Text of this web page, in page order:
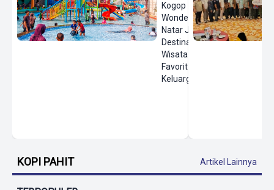
Kogop
Wonderland
Natar Jadi
Destinasi
Wisata Air
Favorit
Keluarga
KOPI PAHIT Artikel Lainnya